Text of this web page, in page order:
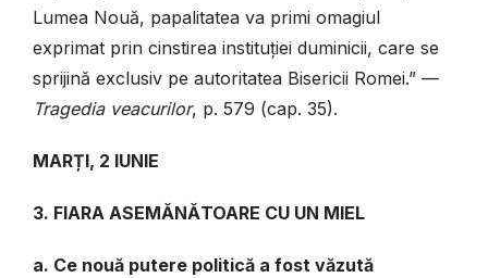
Lumea Nouă, papalitatea va primi omagiul
exprimat prin cinstirea instituției duminicii, care se
sprijină exclusiv pe autoritatea Bisericii Romei.” —
Tragedia veacurilor, p. 579 (cap. 35).
MARȚI, 2 IUNIE
3. FIARA ASEMĂNĂTOARE CU UN MIEL
a. Ce nouă putere politică a fost văzută